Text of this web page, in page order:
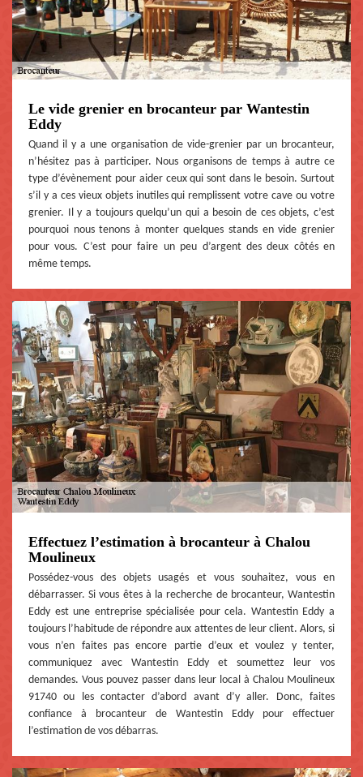
Le vide grenier en brocanteur par Wantestin
Eddy
Quand il y a une organisation de vide-grenier par un brocanteur,
n’hésitez pas à participer. Nous organisons de temps à autre ce
type d’évènement pour aider ceux qui sont dans le besoin. Surtout
s’il y a ces vieux objets inutiles qui remplissent votre cave ou votre
grenier. Il y a toujours quelqu’un qui a besoin de ces objets, c’est
pourquoi nous tenons à monter quelques stands en vide grenier
pour vous. C’est pour faire un peu d’argent des deux côtés en
même temps.
Effectuez l’estimation à brocanteur à Chalou
Moulineux
Possédez-vous des objets usagés et vous souhaitez, vous en
débarrasser. Si vous êtes à la recherche de brocanteur, Wantestin
Eddy est une entreprise spécialisée pour cela. Wantestin Eddy a
toujours l’habitude de répondre aux attentes de leur client. Alors, si
vous n’en faites pas encore partie d’eux et voulez y tenter,
communiquez avec Wantestin Eddy et soumettez leur vos
demandes. Vous pouvez passer dans leur local à Chalou Moulineux
91740 ou les contacter d’abord avant d’y aller. Donc, faites
confiance à brocanteur de Wantestin Eddy pour effectuer
l’estimation de vos débarras.